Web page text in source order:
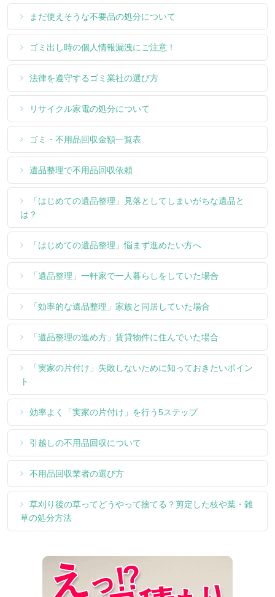
まだ使えそうな不要品の処分について
ゴミ出し時の個人情報漏洩にご注意！
法律を遵守するゴミ業社の選び方
リサイクル家電の処分について
ゴミ・不用品回収金額一覧表
遺品整理で不用品回収依頼
「はじめての遺品整理」見落としてしまいがちな遺品と
は？
「はじめての遺品整理」悩まず進めたい方へ
「遺品整理」一軒家で一人暮らしをしていた場合
「効率的な遺品整理」家族と同居していた場合
「遺品整理の進め方」賃貸物件に住んでいた場合
「実家の片付け」失敗しないために知っておきたいポイン
ト
効率よく「実家の片付け」を行う5ステップ
引越しの不用品回収について
不用品回収業者の選び方
草刈り後の草ってどうやって捨てる？剪定した枝や葉・雑
草の処分方法